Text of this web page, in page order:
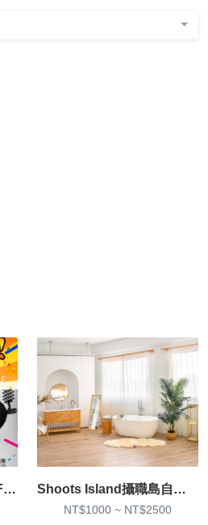
三面無縫牆千元有找 | D.F 攝影棚 | 商業攝影、形象攝影 Shoots Island攝職島自然光實景攝影棚
NT$1000 ~ NT$2500